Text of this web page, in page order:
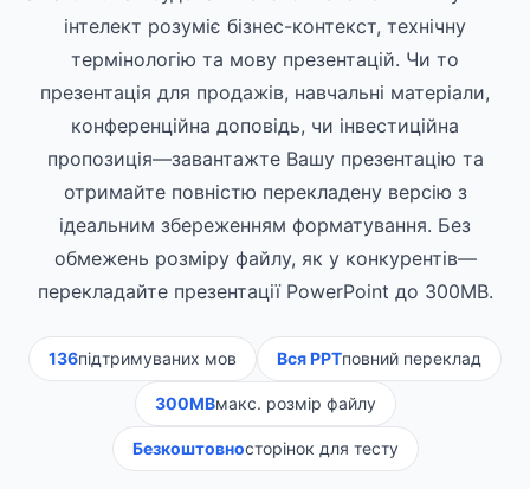
інтелект розуміє бізнес-контекст, технічну
термінологію та мову презентацій. Чи то
презентація для продажів, навчальні матеріали,
конференційна доповідь, чи інвестиційна
пропозиція—завантажте Вашу презентацію та
отримайте повністю перекладену версію з
ідеальним збереженням форматування. Без
обмежень розміру файлу, як у конкурентів—
перекладайте презентації PowerPoint до 300MB.
136підтримуваних мов Вся PPTповний переклад
300MBмакс. розмір файлу
Безкоштовносторінок для тесту